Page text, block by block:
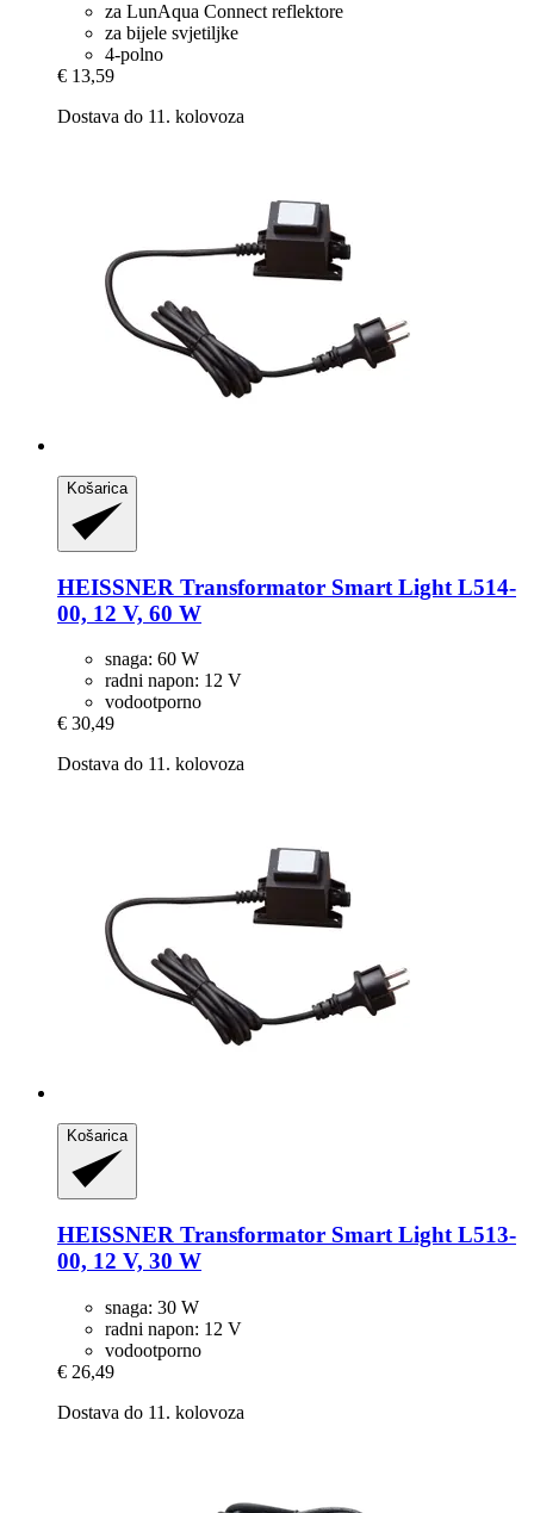
za LunAqua Connect reflektore
za bijele svjetiljke
4-polno
€ 13,59
Dostava do 11. kolovoza
Košarica
HEISSNER Transformator Smart Light L514-​
00, 12 V, 60 W
snaga: 60 W
radni napon: 12 V
vodootporno
€ 30,49
Dostava do 11. kolovoza
Košarica
HEISSNER Transformator Smart Light L513-​
00, 12 V, 30 W
snaga: 30 W
radni napon: 12 V
vodootporno
€ 26,49
Dostava do 11. kolovoza